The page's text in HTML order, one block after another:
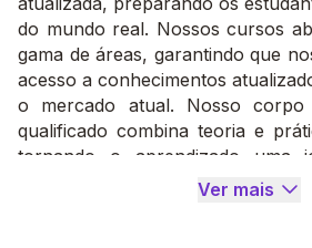
do mundo real. Nossos cursos
gama de áreas, garantindo que
acesso a conhecimentos
o mercado atual. Nosso corpo
qualificado combina teoria e
tornando o aprendizado uma
cativante. Ao longo desses
Ver mais